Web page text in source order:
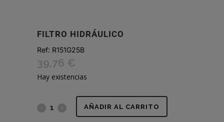
FILTRO HIDRÁULICO
Ref: R151G25B
39,76 €
Hay existencias
FILTRO AÑADIR AL CARRITO